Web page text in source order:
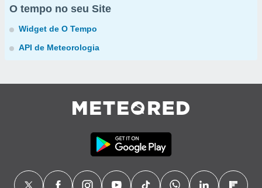
O tempo no seu Site
Widget de O Tempo
API de Meteorologia